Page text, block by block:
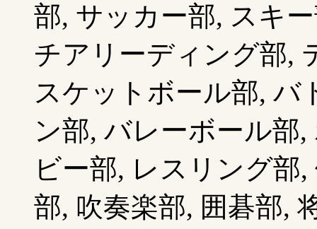
部, サッカー部, スキ
チアリーディング部,
スケットボール部, バ
ン部, バレーボール部
ビー部, レスリング部
部, 吹奏楽部, 囲碁部,